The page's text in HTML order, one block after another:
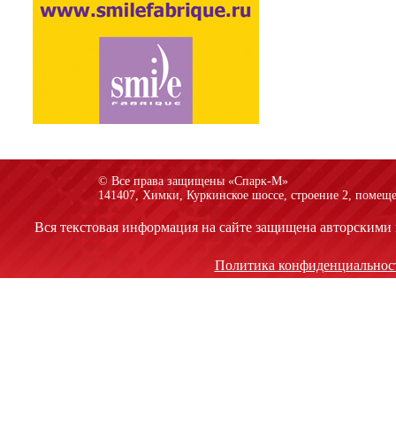
© Все права защищены «Спарк-M»
141407, Химки, Куркинское шоссе, строение 2,
Вся текстовая информация на сайте защищена
Политика